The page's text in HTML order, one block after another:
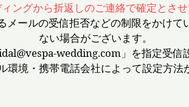
ングから折返しのご連絡で確定とさせ
メールの受信拒否などの制限をかけ
ない場合がございます。
wedding.com」を指定受信
環境・携帯電話会社によって設定方法